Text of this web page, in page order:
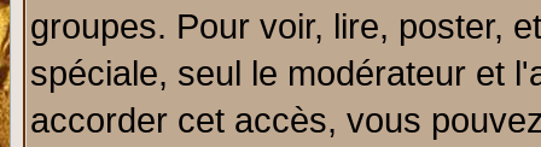
groupes. Pour voir, lire, poster,
spéciale, seul le modérateur et
accorder cet accès, vous